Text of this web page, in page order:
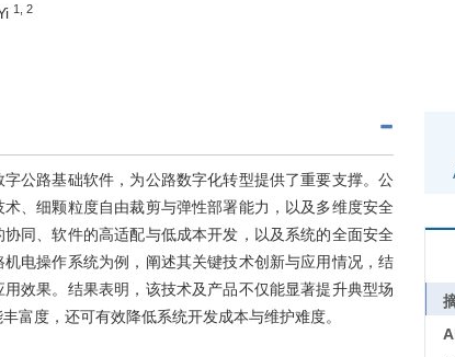
1 2
公路基础软件，为公路数字化转型提供了重要支撑。公
、细颗粒度自由裁剪与弹性部署能力，以及多维度安全
同、软件的高适配与低成本开发，以及系统的全面安全
电操作系统为例，阐述其关键技术创新与应用情况，结
效果。结果表明，该技术及产品不仅能显著提升典型场
富度，还可有效降低系统开发成本与维护难度。